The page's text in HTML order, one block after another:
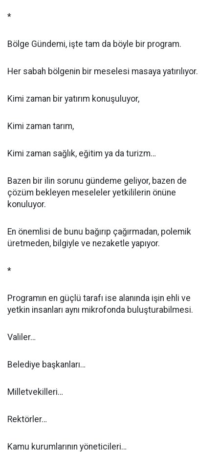
*
Bölge Gündemi, işte tam da böyle bir program.
Her sabah bölgenin bir meselesi masaya yatırılıyor.
Kimi zaman bir yatırım konuşuluyor,
Kimi zaman tarım,
Kimi zaman sağlık, eğitim ya da turizm…
Bazen bir ilin sorunu gündeme geliyor, bazen de
çözüm bekleyen meseleler yetkililerin önüne
konuluyor.
En önemlisi de bunu bağırıp çağırmadan, polemik
üretmeden, bilgiyle ve nezaketle yapıyor.
*
Programın en güçlü tarafı ise alanında işin ehli ve
yetkin insanları aynı mikrofonda buluşturabilmesi.
Valiler…
Belediye başkanları…
Milletvekilleri…
Rektörler…
Kamu kurumlarının yöneticileri…